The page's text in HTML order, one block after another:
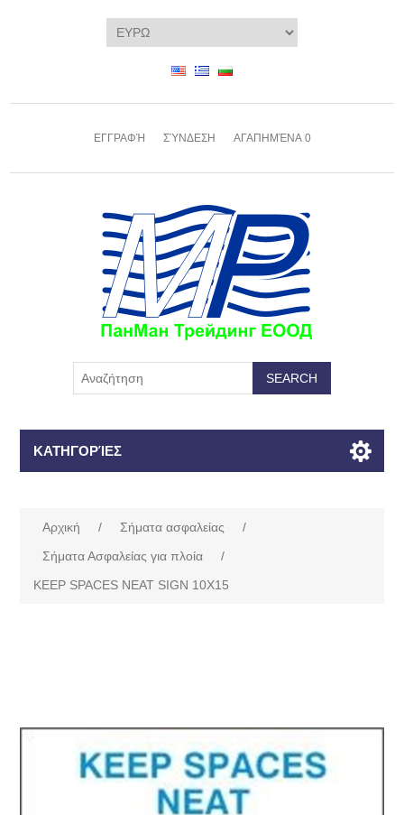
ΕΓΓΡΑΦΉ ΣΎΝΔΕΣΗ ΑΓΑΠΗΜΈΝΑ 0
ΚΑΤΗΓΟΡΊΕΣ
Αρχική / Σήματα ασφαλείας
/
Σήματα Ασφαλείας για πλοία
/
KEEP SPACES NEAT SIGN 10X15